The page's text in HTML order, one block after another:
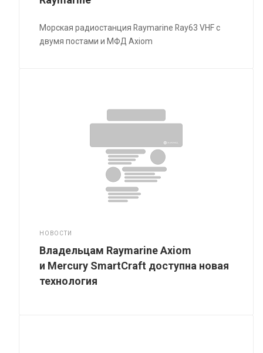
Морская радиостанция Raymarine Ray63 VHF с
двумя постами и МФД Axiom
НОВОСТИ
Владельцам Raymarine Axiom
и Mercury SmartCraft доступна новая
технология